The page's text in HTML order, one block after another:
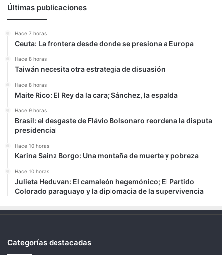
Últimas publicaciones
Hace 7 horas
Ceuta: La frontera desde donde se presiona a Europa
Hace 8 horas
Taiwán necesita otra estrategia de disuasión
Hace 8 horas
Maite Rico: El Rey da la cara; Sánchez, la espalda
Hace 9 horas
Brasil: el desgaste de Flávio Bolsonaro reordena la disputa
presidencial
Hace 10 horas
Karina Sainz Borgo: Una montaña de muerte y pobreza
Hace 10 horas
Julieta Heduvan: El camaleón hegemónico; El Partido
Colorado paraguayo y la diplomacia de la supervivencia
Categorías destacadas